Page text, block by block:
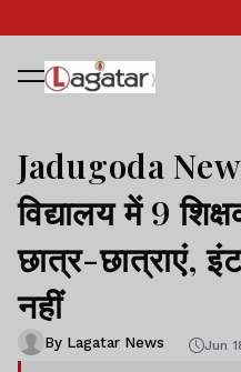
Jadugoda
विद्यालय में 9
छात्र-छात्राएं,
नहीं
By Lagatar News Jun